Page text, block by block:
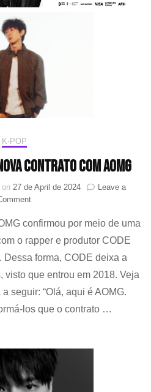
K-POP
contrato com AOMG
on 27 de April de 2024
Leave a
on
Kunst
renova
contrato
com
confirmou por meio de uma
o rapper e produtor CODE
Dessa forma, CODE deixa a
visto que entrou em 2018. Veja
seguir: “Olá, aqui é AOMG.
los que o contrato …